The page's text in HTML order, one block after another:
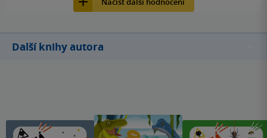
Další knihy autora